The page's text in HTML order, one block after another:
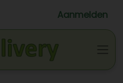
Aanmelden